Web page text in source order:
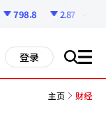
798.8 2.87
登录 搜 all
主页 财经